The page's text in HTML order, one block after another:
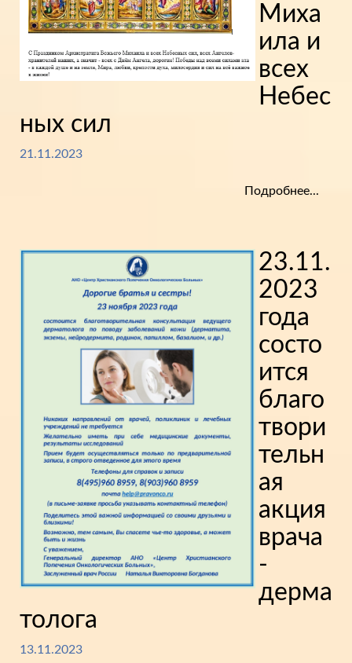
Миха
ила и
всех
Небес
ных сил
21.11.2023
Подробнее...
23.11.
2023
года
состо
ится
благо
твори
тельн
ая
акция
врача
-
дерма
толога
13.11.2023